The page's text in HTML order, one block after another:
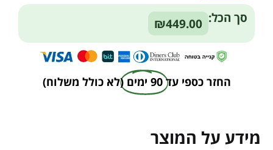
Alternative:
סך הכל: ₪449.00
החזר כספי עד 90 ימים (לא כולל משלוח)
מידע על המוצר